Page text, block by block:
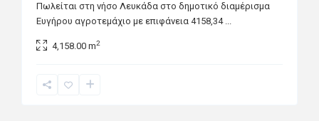
Πωλείται στη νήσο Λευκάδα στο δημοτικό διαμέρισμα
Ευγήρου αγροτεμάχιο με επιφάνεια 4158,34 ...
4,158.00 m2